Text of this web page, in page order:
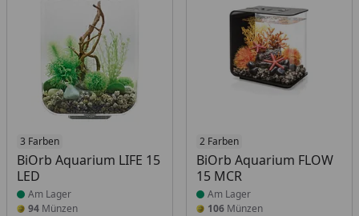
3 Farben
BiOrb Aquarium LIFE 15
LED
Produkt am Lager
Am Lager
94 Münzen
2 Farben
BiOrb Aquarium FLOW
15 MCR
Produkt am Lager
Am Lager
106Münzen